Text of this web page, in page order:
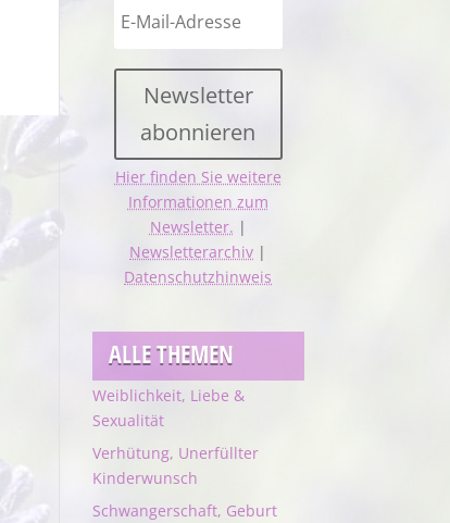
Newsletter
abonnieren
Hier finden Sie weitere
Informationen zum
Newsletter. |
Newsletterarchiv |
Datenschutzhinweis
ALLE THEMEN
Weiblichkeit, Liebe &
Sexualität
Verhütung, Unerfüllter
Kinderwunsch
Schwangerschaft, Geburt